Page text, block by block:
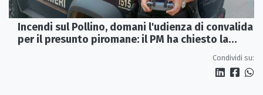
Incendi sul Pollino, domani l'udienza di convalida
per il presunto piromane: il PM ha chiesto la
Condividi su: